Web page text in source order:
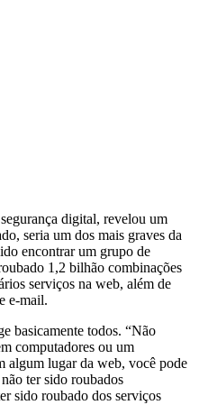
digital, revelou um
seria um dos mais graves da
encontrar um grupo de
1,2 bilhão combinações
serviços na web, além de
e-mail.
basicamente todos. “Não
computadores ou um
algum lugar da web, você pode
ter sido roubados
sido roubado dos serviços